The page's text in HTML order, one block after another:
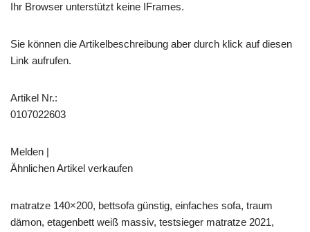
Ihr Browser unterstützt keine IFrames.
Sie können die Artikelbeschreibung aber durch klick auf diesen
Link aufrufen.
Artikel Nr.:
0107022603
Melden |
Ähnlichen Artikel verkaufen
matratze 140×200, bettsofa günstig, einfaches sofa, traum
dämon, etagenbett weiß massiv, testsieger matratze 2021,